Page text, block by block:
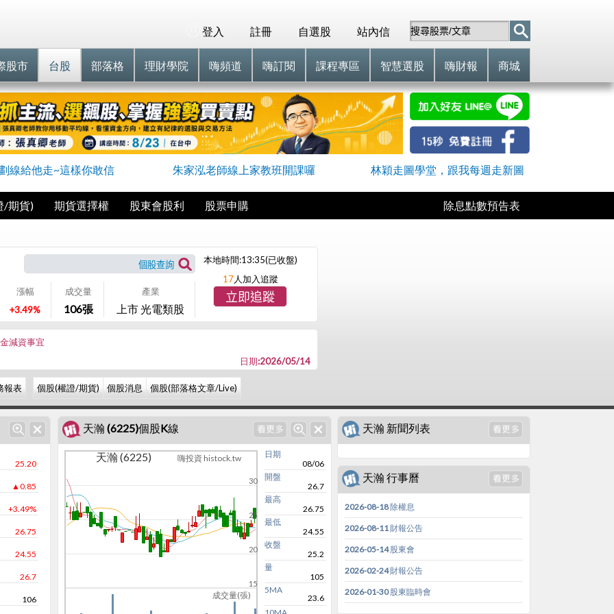
站內信
自選股
註冊
登入
股市 台股 部落格 理財學院 嗨頻道 嗨訂閱 課程專區 智慧選股 嗨財報 商城
線給他走~這樣你敢信 朱家泓老師線上家教班開課囉 林穎走圖學堂，跟我每週走新圖
/期貨) 期貨選擇權 股東會股利 股票申購 除息點數預告表
漲幅
+3.49%
成交量
106張
產業
上市 光電類股
本地時間:13:35(已收盤)
17人加入追蹤
立即追蹤
減資事宜
日期:2026/05/14
報表 個股(權證/期貨) 個股消息 個股(部落格文章/Live)
25.20
▲0.85
+3.49%
26.75
24.55
26.7
106
天瀚 (6225)個股K線
成交量(張)
天瀚 (6225) 嗨投資 histock.tw
15
20
25
30
日期
08/06
開盤
26.7
最高
26.75
最低
24.55
收盤
25.2
量
105
5MA
23.6
天瀚 新聞列表
天瀚 行事曆
2026-08-18 除權息
2026-08-11 財報公告
2026-05-14 股東會
2026-02-24 財報公告
2026-01-30 股東臨時會